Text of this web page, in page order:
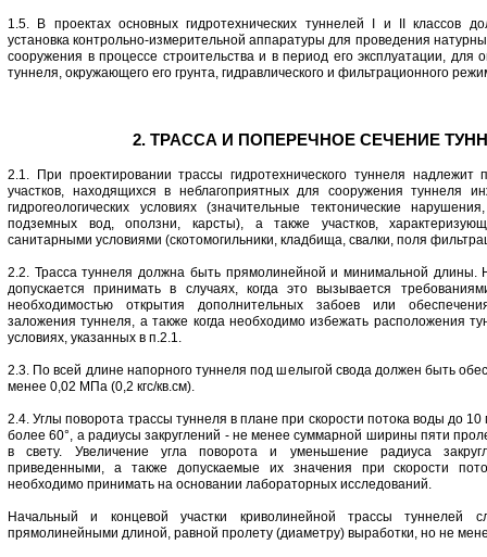
1.5. В проектах основных гидротехнических туннелей I и II классов
установка контрольно-измерительной аппаратуры для проведения
сооружения в процессе строительства и в период его эксплуатации, для
туннеля, окружающего его грунта, гидравлического и фильтрационного
2. ТРАССА И ПОПЕРЕЧНОЕ СЕЧЕНИЕ
2.1. При проектировании трассы гидротехнического туннеля надлежит
участков, находящихся в неблагоприятных для сооружения туннеля
гидрогеологических условиях (значительные тектонические
подземных вод, оползни, карсты), а также участков,
санитарными условиями (скотомогильники, кладбища, свалки, поля
2.2. Трасса туннеля должна быть прямолинейной и минимальной длины.
допускается принимать в случаях, когда это вызывается
необходимостью открытия дополнительных забоев или
заложения туннеля, а также когда необходимо избежать расположения
условиях, указанных в п.2.1.
2.3. По всей длине напорного туннеля под шелыгой свода должен быть
менее 0,02 МПа (0,2 кгс/кв.см).
2.4. Углы поворота трассы туннеля в плане при скорости потока воды до
более 60°, а радиусы закруглений - не менее суммарной ширины пяти
в свету. Увеличение угла поворота и уменьшение радиуса
приведенными, а также допускаемые их значения при скорости
необходимо принимать на основании лабораторных исследований.
Начальный и концевой участки криволинейной трассы туннелей
прямолинейными длиной, равной пролету (диаметру) выработки, но не